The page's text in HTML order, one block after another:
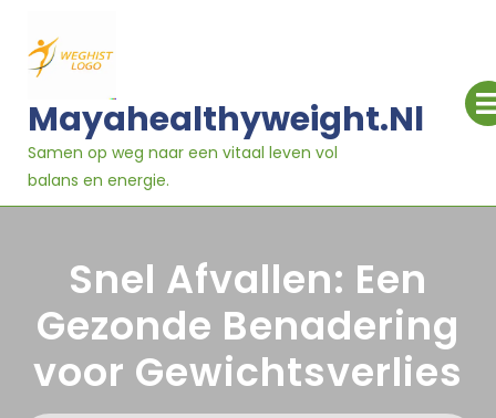
naar
inhoud
Mayahealthyweight.nl
Samen op weg naar een vitaal leven vol
balans en energie.
Snel Afvallen: Een
Gezonde Benadering
voor Gewichtsverlies